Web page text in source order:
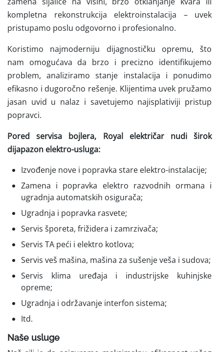
kompletna rekonstrukcija elektroinstalacija – uvek
pristupamo poslu odgovorno i profesionalno.
Koristimo najmoderniju dijagnostičku opremu, što
nam omogućava da brzo i precizno identifikujemo
problem, analiziramo stanje instalacija i ponudimo
efikasno i dugoročno rešenje. Klijentima uvek pružamo
jasan uvid u nalaz i savetujemo najisplativiji pristup
popravci.
Pored servisa bojlera, Royal električar nudi širok
dijapazon elektro-usluga:
Izvođenje nove i popravka stare elektro-instalacije;
Zamena i popravka elektro razvodnih ormana i
ugradnja automatskih osigurača;
Ugradnja i popravka rasvete;
Servis šporeta, frižidera i zamrzivača;
Servis TA peći i elektro kotlova;
Servis veš mašina, mašina za sušenje veša i sudova;
Servis klima uređaja i industrijske kuhinjske
opreme;
Ugradnja i održavanje interfon sistema;
Itd.
Naše usluge